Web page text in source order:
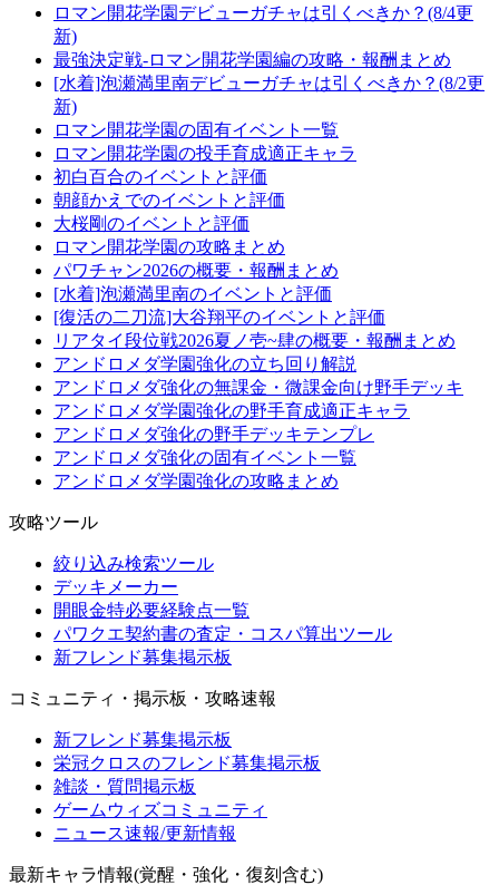
ロマン開花学園デビューガチャは引くべきか？(8/4更
新)
最強決定戦-ロマン開花学園編の攻略・報酬まとめ
[水着]泡瀬満里南デビューガチャは引くべきか？(8/2更
新)
ロマン開花学園の固有イベント一覧
ロマン開花学園の投手育成適正キャラ
初白百合のイベントと評価
朝顔かえでのイベントと評価
大桜剛のイベントと評価
ロマン開花学園の攻略まとめ
パワチャン2026の概要・報酬まとめ
[水着]泡瀬満里南のイベントと評価
[復活の二刀流]大谷翔平のイベントと評価
リアタイ段位戦2026夏ノ壱~肆の概要・報酬まとめ
アンドロメダ学園強化の立ち回り解説
アンドロメダ強化の無課金・微課金向け野手デッキ
アンドロメダ学園強化の野手育成適正キャラ
アンドロメダ強化の野手デッキテンプレ
アンドロメダ強化の固有イベント一覧
アンドロメダ学園強化の攻略まとめ
攻略ツール
絞り込み検索ツール
デッキメーカー
開眼金特必要経験点一覧
パワクエ契約書の査定・コスパ算出ツール
新フレンド募集掲示板
コミュニティ・掲示板・攻略速報
新フレンド募集掲示板
栄冠クロスのフレンド募集掲示板
雑談・質問掲示板
ゲームウィズコミュニティ
ニュース速報/更新情報
最新キャラ情報(覚醒・強化・復刻含む)